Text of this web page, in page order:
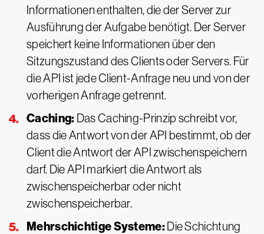
Informationen enthalten, die der Server zur
Ausführung der Aufgabe benötigt. Der Server
speichert keine Informationen über den
Sitzungszustand des Clients oder Servers. Für
die API ist jede Client-Anfrage neu und von der
vorherigen Anfrage getrennt.
Caching: Das Caching-Prinzip schreibt vor,
dass die Antwort von der API bestimmt, ob der
Client die Antwort der API zwischenspeichern
darf. Die API markiert die Antwort als
zwischenspeicherbar oder nicht
zwischenspeicherbar.
Mehrschichtige Systeme:Die Schichtung